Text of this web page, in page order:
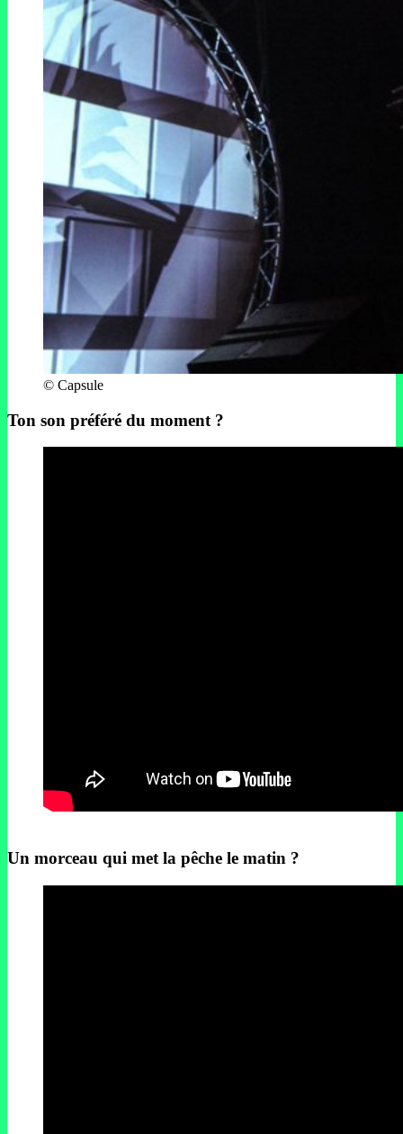
© Capsule
Ton son préféré du moment ?
Un morceau qui met la pêche le matin ?